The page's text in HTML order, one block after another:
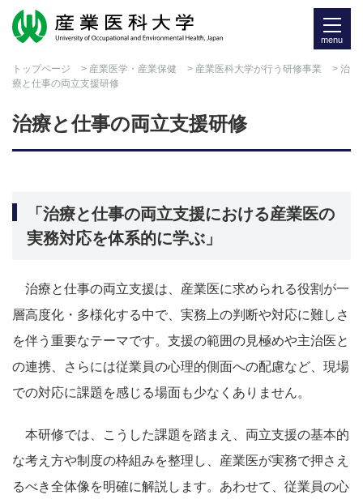
menu
トップページ > 産業医学・産業保健 > 産業医科大学が行う研修事業
> 治
療と仕事の両立支援研修
治療と仕事の両立支援研修
「治療と仕事の両立支援における産業医の
実務対応を体系的に学ぶ」
治療と仕事の両立支援は、産業医に求められる役割が一
層高度化・多様化する中で、実務上の判断や対応に難しさ
を伴う重要なテーマです。支援の範囲の見極めや主治医と
の連携、さらには従業員の心理的側面への配慮など、現場
での対応に課題を感じる場面も少なくありません。
本研修では、こうした課題を踏まえ、両立支援の基本的
な考え方や制度の枠組みを整理し、産業医が実務で押さえ
るべき全体像を明確に解説します。あわせて、従業員の心